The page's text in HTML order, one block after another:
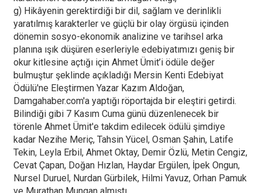
g) Hikâyenin gerektirdiği bir dil, sağlam ve derinlikli
yaratılmış karakterler ve güçlü bir olay örgüsü içinden
dönemin sosyo-ekonomik analizine ve tarihsel arka
planına ışık düşüren eserleriyle edebiyatımızı geniş bir
okur kitlesine açtığı için Ahmet Ümit’i ödüle değer
bulmuştur şeklinde açıkladığı Mersin Kenti Edebiyat
Ödülü'ne Eleştirmen Yazar Kazım Aldoğan,
Damgahaber.com'a yaptığı röportajda bir eleştiri getirdi.
Bilindiği gibi 7 Kasım Cuma günü düzenlenecek bir
törenle Ahmet Ümit'e takdim edilecek ödülü şimdiye
kadar Nezihe Meriç, Tahsin Yücel, Osman Şahin, Latife
Tekin, Leyla Erbil, Ahmet Oktay, Demir Özlü, Metin Cengiz,
Cevat Çapan, Doğan Hızlan, Haydar Ergülen, İpek Ongun,
Nursel Duruel, Nurdan Gürbilek, Hilmi Yavuz, Orhan Pamuk